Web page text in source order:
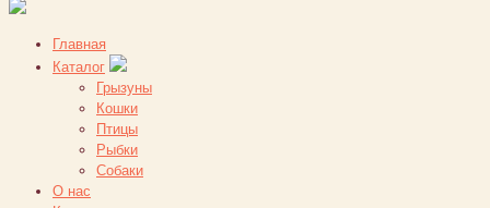
Главная
Каталог
Грызуны
Кошки
Птицы
Рыбки
Собаки
О нас